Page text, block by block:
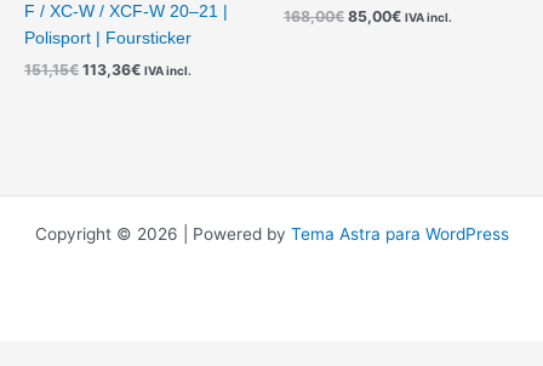
F / XC-W / XCF-W 20–21 |
Polisport | Foursticker
151,15€ 113,36€ IVA incl.
168,00€ 85,00€ IVA incl.
Copyright © 2026 | Powered by Tema Astra para WordPress